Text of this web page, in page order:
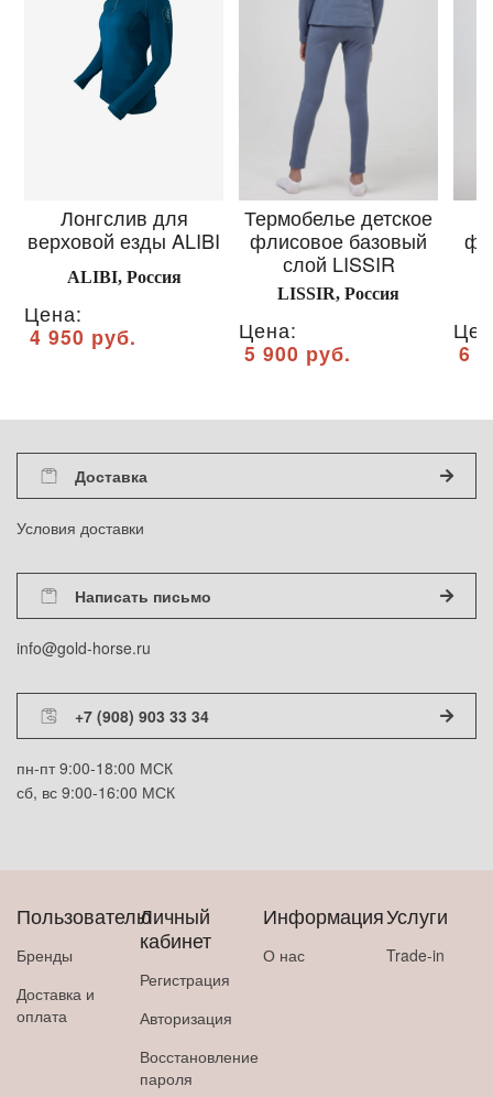
Лонгслив для
верховой езды ALIBI
ALIBI, Россия
Цена:
4 950 руб.
Термобелье детское
флисовое базовый
слой LISSIR
LISSIR, Россия
Цена:
5 900 руб.
6
Доставка
Условия доставки
Написать письмо
info@gold-horse.ru
+7 (908) 903 33 34
пн-пт 9:00-18:00 МСК
сб, вс 9:00-16:00 МСК
Пользователю
Бренды
Доставка и
оплата
Личный
кабинет
Регистрация
Авторизация
Восстановление
пароля
Информация
О нас
Услуги
Trade-in